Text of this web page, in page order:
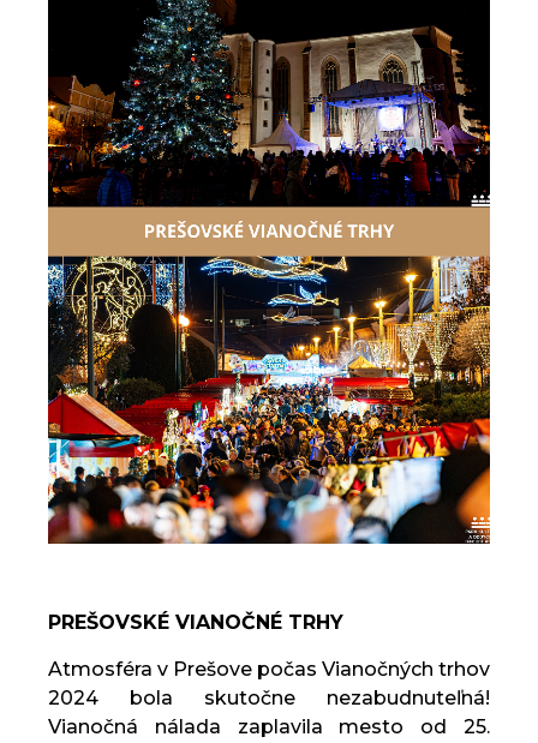
PREŠOVSKÉ VIANOČNÉ TRHY
Atmosféra v Prešove počas Vianočných trhov
2024 bola skutočne nezabudnuteľná!
Vianočná nálada zaplavila mesto od 25.